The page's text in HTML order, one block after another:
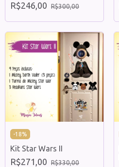
R$246,00 R$300,00
-18%
Kit Star Wars II
R$271,00 R$330,00